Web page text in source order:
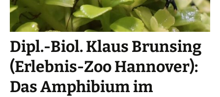
Dipl.-Biol. Klaus Brunsing
(Erlebnis-Zoo Hannover):
Das Amphibium im